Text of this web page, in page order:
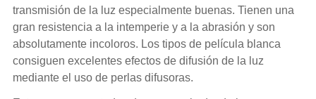
transmisión de la luz especialmente buenas. Tienen una
gran resistencia a la intemperie y a la abrasión y son
absolutamente incoloros. Los tipos de película blanca
consiguen excelentes efectos de difusión de la luz
mediante el uso de perlas difusoras.